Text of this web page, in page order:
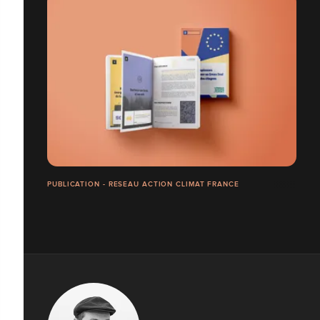
PUBLICATION - RESEAU ACTION CLIMAT FRANCE